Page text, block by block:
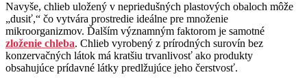
Navyše, chlieb uložený v nepriedušných plastových obaloch môže
„dusiť,“ čo vytvára prostredie ideálne pre množenie
mikroorganizmov. Ďalším významným faktorom je samotné
zloženie chleba. Chlieb vyrobený z prírodných surovín bez
konzervačných látok má kratšiu trvanlivosť ako produkty
obsahujúce prídavné látky predlžujúce jeho čerstvosť.